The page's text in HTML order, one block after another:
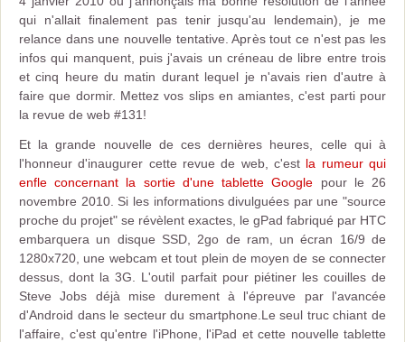
qui n'allait finalement pas tenir jusqu'au lendemain), je me
relance dans une nouvelle tentative. Après tout ce n'est pas les
infos qui manquent, puis j'avais un créneau de libre entre trois
et cinq heure du matin durant lequel je n'avais rien d'autre à
faire que dormir. Mettez vos slips en amiantes, c'est parti pour
la revue de web #131!
Et la grande nouvelle de ces dernières heures, celle qui à
l'honneur d'inaugurer cette revue de web, c'est la rumeur qui
enfle concernant la sortie d'une tablette Google pour le 26
novembre 2010. Si les informations divulguées par une "source
proche du projet" se révèlent exactes, le gPad fabriqué par HTC
embarquera un disque SSD, 2go de ram, un écran 16/9 de
1280x720, une webcam et tout plein de moyen de se connecter
dessus, dont la 3G. L'outil parfait pour piétiner les couilles de
Steve Jobs déjà mise durement à l'épreuve par l'avancée
d'Android dans le secteur du smartphone.Le seul truc chiant de
l'affaire, c'est qu'entre l'iPhone, l'iPad et cette nouvelle tablette